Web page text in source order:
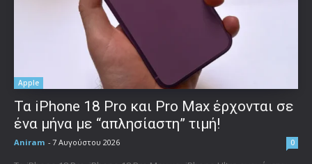
Apple
Τα iPhone 18 Pro και Pro Max έρχονται σε
ένα μήνα με “απλησίαστη” τιμή!
Aniram - 7 Αυγούστου 2026 0